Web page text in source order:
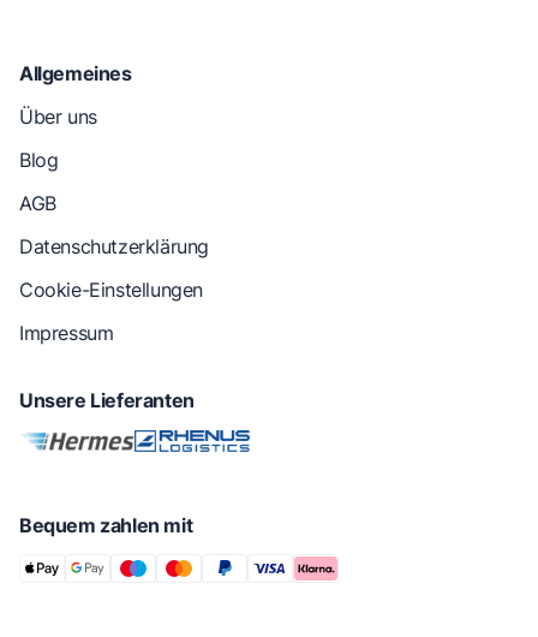
Allgemeines
Über uns
Blog
AGB
Datenschutzerklärung
Cookie-Einstellungen
Impressum
Unsere Lieferanten
Bequem zahlen mit